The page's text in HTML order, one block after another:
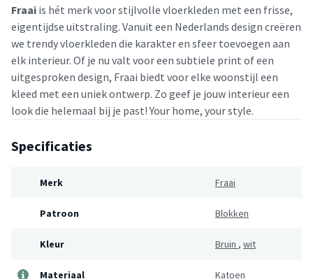
Fraai is hét merk voor stijlvolle vloerkleden met een frisse,
eigentijdse uitstraling. Vanuit een Nederlands design creëren
we trendy vloerkleden die karakter en sfeer toevoegen aan
elk interieur. Of je nu valt voor een subtiele print of een
uitgesproken design, Fraai biedt voor elke woonstijl een
kleed met een uniek ontwerp. Zo geef je jouw interieur een
look die helemaal bij je past! Your home, your style.
Specificaties
Merk Fraai
Patroon Blokken
Kleur Bruin , wit
Materiaal Katoen